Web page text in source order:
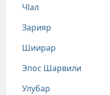
Чlал
Зарияр
Шиирар
Эпос Шарвили
Улубар